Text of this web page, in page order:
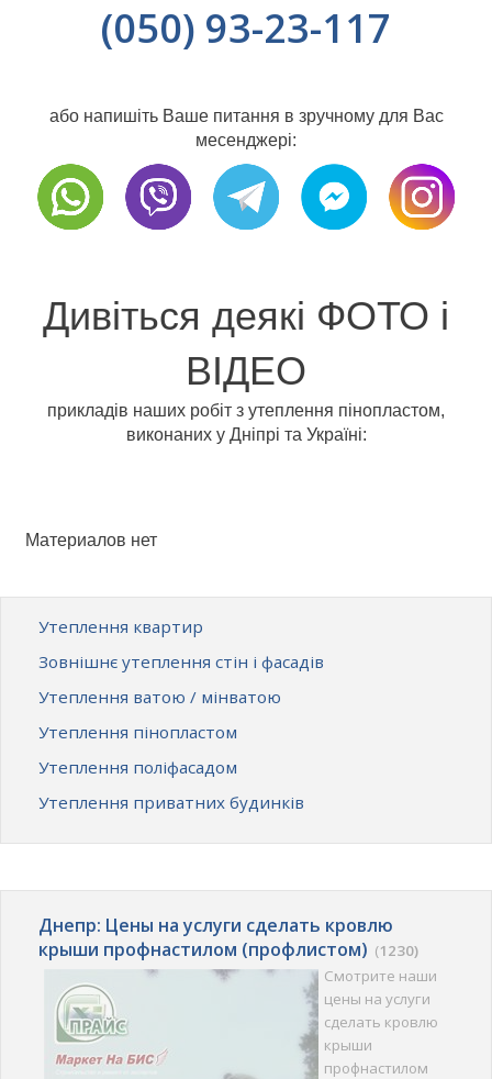
(050) 93-23-117
або напишіть Ваше питання в зручному для Вас
месенджері:
Дивіться деякі ФОТО і
ВІДЕО
прикладів наших робіт з утеплення пінопластом,
виконаних у Дніпрі та Україні:
Материалов нет
Утеплення квартир
Зовнішнє утеплення стін і фасадів
Утеплення ватою / мінватою
Утеплення пінопластом
Утеплення поліфасадом
Утеплення приватних будинків
Днепр: Цены на услуги сделать кровлю
крыши профнастилом (профлистом) (1230)
Смотрите наши
цены на услуги
сделать кровлю
крыши
профнастилом